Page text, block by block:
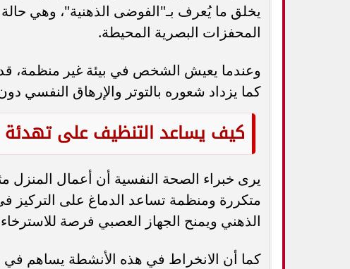
يخلق ما يُعرف بـ"الفوضى الذهنية"، وهي
المحفزات البصرية المحيطة.
وعندما يعيش الشخص في بيئة غير منظمة، قد
كما يزداد شعوره بالتوتر والإرهاق
كيف يساعد التنظيف على تهدئة
يرى خبراء الصحة النفسية أن أعمال
متكررة ومنظمة تساعد الدماغ على
الذهني ويمنح الجهاز العصبي فرصة
كما أن الانخراط في هذه الأنشطة يساهم في